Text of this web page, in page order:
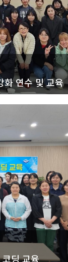
연수 및 교육
딩 교육